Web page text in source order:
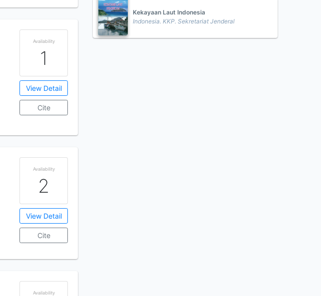
Availability
1
View Detail
Cite
Availability
2
View Detail
Cite
Availability
Kekayaan Laut Indonesia
Indonesia. KKP. Sekretariat Jenderal